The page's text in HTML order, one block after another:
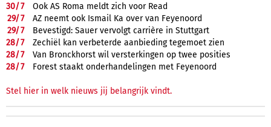
30/7
Ook AS Roma meldt zich voor Read
29/7
AZ neemt ook Ismail Ka over van Feyenoord
29/7
Bevestigd: Sauer vervolgt carrière in Stuttgart
28/7
Zechiël kan verbeterde aanbieding tegemoet zien
28/7
Van Bronckhorst wil versterkingen op twee posities
28/7 Forest staakt onderhandelingen met Feyenoord
Stel hier in welk nieuws jij belangrijk vindt.